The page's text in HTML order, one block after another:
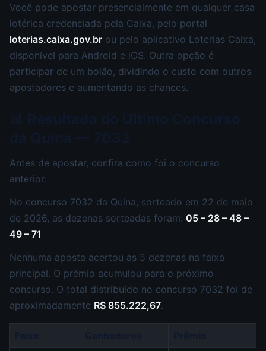
Você pode apostar presencialmente em qualquer casa
lotérica credenciada pela Caixa, pelo portal
loterias.caixa.gov.br ou pelo aplicativo Loterias Caixa,
disponível para Android e iOS. Outra opção é
participar de um bolão, dividindo o custo com outros
apostadores e aumentando as chances.
Antes de apostar, confira como foi o concurso
anterior:
No concurso 7032 da Quina, sorteado em 22 de maio
de 2026, as dezenas sorteadas foram: 05 – 28 – 48 –
49 – 71
Nenhuma aposta acertou as 5 dezenas na faixa
principal. O prêmio acumulou para o próximo
concurso. O total distribuído no concurso 7032 foi de
aproximadamente R$ 855.222,67.